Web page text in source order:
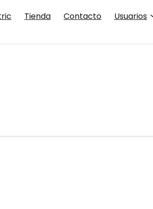
Tienda Contacto Usuarios